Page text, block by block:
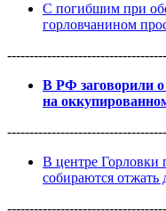
С погибшим при
горловчанином
В РФ заговорили
на
В центре Горловки
собираются отжать